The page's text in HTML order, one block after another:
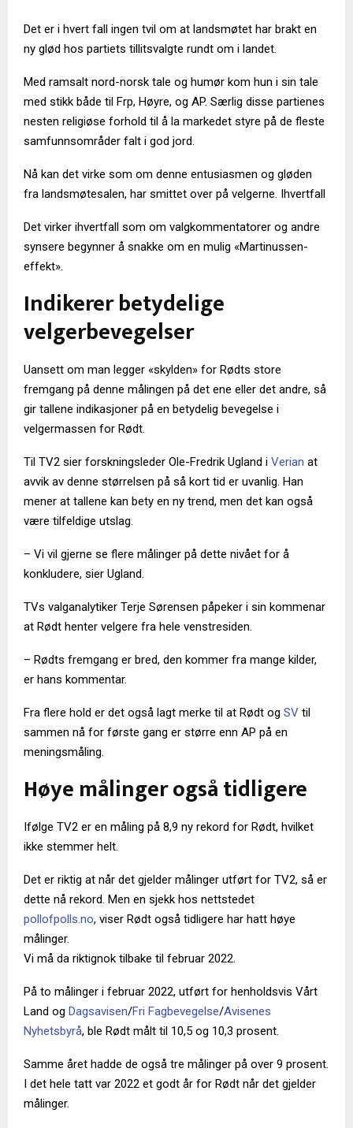
Det er i hvert fall ingen tvil om at landsmøtet har brakt en
ny glød hos partiets tillitsvalgte rundt om i landet.
Med ramsalt nord-norsk tale og humør kom hun i sin tale
med stikk både til Frp, Høyre, og AP. Særlig disse partienes
nesten religiøse forhold til å la markedet styre på de fleste
samfunnsområder falt i god jord.
Nå kan det virke som om denne entusiasmen og gløden
fra landsmøtesalen, har smittet over på velgerne. Ihvertfall
Det virker ihvertfall som om valgkommentatorer og andre
synsere begynner å snakke om en mulig «Martinussen-
effekt».
Indikerer betydelige
velgerbevegelser
Uansett om man legger «skylden» for Rødts store
fremgang på denne målingen på det ene eller det andre, så
gir tallene indikasjoner på en betydelig bevegelse i
velgermassen for Rødt.
Til TV2 sier forskningsleder Ole-Fredrik Ugland i Verian at
avvik av denne størrelsen på så kort tid er uvanlig. Han
mener at tallene kan bety en ny trend, men det kan også
være tilfeldige utslag.
– Vi vil gjerne se flere målinger på dette nivået for å
konkludere, sier Ugland.
TVs valganalytiker Terje Sørensen påpeker i sin kommenar
at Rødt henter velgere fra hele venstresiden.
– Rødts fremgang er bred, den kommer fra mange kilder,
er hans kommentar.
Fra flere hold er det også lagt merke til at Rødt og SV til
sammen nå for første gang er større enn AP på en
meningsmåling.
Høye målinger også tidligere
Ifølge TV2 er en måling på 8,9 ny rekord for Rødt, hvilket
ikke stemmer helt.
Det er riktig at når det gjelder målinger utført for TV2, så er
dette nå rekord. Men en sjekk hos nettstedet
pollofpolls.no, viser Rødt også tidligere har hatt høye
målinger.
Vi må da riktignok tilbake til februar 2022.
På to målinger i februar 2022, utført for henholdsvis Vårt
Land og Dagsavisen/Fri Fagbevegelse/Avisenes
Nyhetsbyrå, ble Rødt målt til 10,5 og 10,3 prosent.
Samme året hadde de også tre målinger på over 9 prosent.
I det hele tatt var 2022 et godt år for Rødt når det gjelder
målinger.